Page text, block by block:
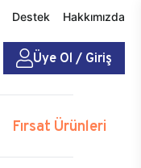
Destek Hakkımızda
Üye Ol / Giriş
Fırsat Ürünleri